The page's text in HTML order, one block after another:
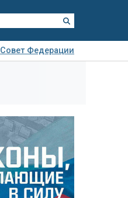
Совет Федерации